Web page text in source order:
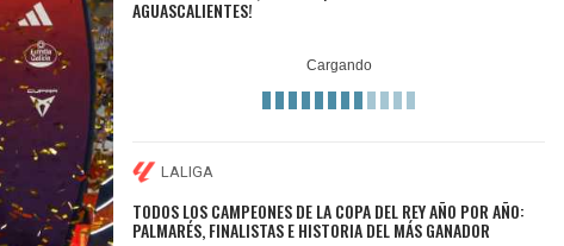
AGUASCALIENTES!
LALIGA
TODOS LOS CAMPEONES DE LA COPA DEL REY AÑO POR AÑO:
PALMARÉS, FINALISTAS E HISTORIA DEL MÁS GANADOR